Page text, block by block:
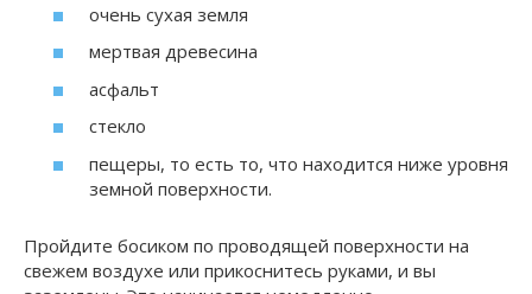
очень сухая земля
мертвая древесина
асфальт
стекло
пещеры, то есть то, что находится ниже уровня
земной поверхности.
Пройдите босиком по проводящей поверхности на
свежем воздухе или прикоснитесь руками, и вы